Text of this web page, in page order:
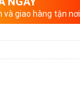
và giao hàng tận nơi